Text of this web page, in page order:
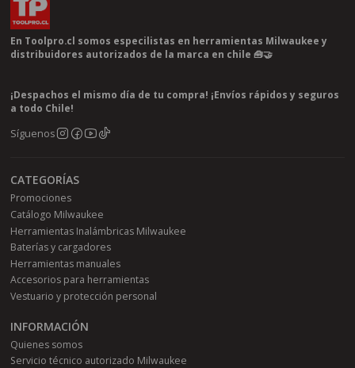
En Toolpro.cl somos especilistas en herramientas Milwaukee y
distribuidores autorizados de la marca en chile 🧰🤝
¡Despachos el mismo día de tu compra! ¡Envíos rápidos y seguros
a todo Chile!
Síguenos
CATEGORÍAS
Promociones
Catálogo Milwaukee
Herramientas Inalámbricas Milwaukee
Baterías y cargadores
Herramientas manuales
Accesorios para herramientas
Vestuario y protección personal
INFORMACIÓN
Quienes somos
Servicio técnico autorizado Milwaukee